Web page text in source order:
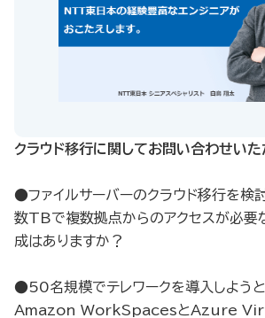
クラウド移行に関してお問い合わせい
●ファイルサーバーのクラウド移行を検
数TBで複数拠点からのアクセスが必要
成はありますか？
●50名規模でテレワークを導入しよう
Amazon WorkSpacesとAzure